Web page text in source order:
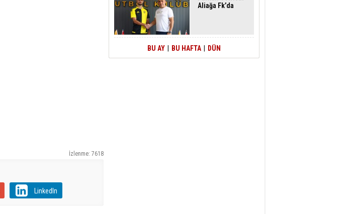
İzlenme: 7618
LinkedIn
Aliağa Fk’da
BU AY BU HAFTA DÜN